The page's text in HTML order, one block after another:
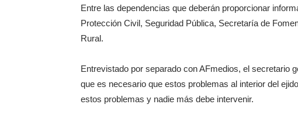
Entre las dependencias que deberán proporcionar
Protección Civil, Seguridad Pública, Secretaría de
Rural.
Entrevistado por separado con AFmedios, el secretario
que es necesario que estos problemas al interior del
estos problemas y nadie más debe intervenir.